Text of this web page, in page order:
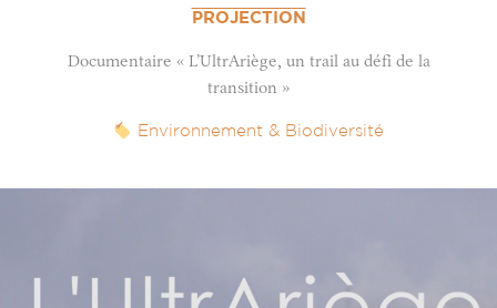
PROJECTION
Documentaire « L’UltrAriège, un trail au défi de la
transition »
Environnement & Biodiversité